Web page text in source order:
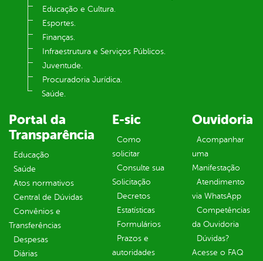
Educação e Cultura.
Esportes.
Finanças.
Infraestrutura e Serviços Públicos.
Juventude.
Procuradoria Jurídica.
Saúde.
Portal da
Transparência
Educação
Saúde
Atos normativos
Central de Dúvidas
Convênios e
Transferências
Despesas
Diárias
E-sic
Como
solicitar
Consulte sua
Solicitação
Decretos
Estatísticas
Formulários
Prazos e
autoridades
Ouvidoria
Acompanhar
uma
Manifestação
Atendimento
via WhatsApp
Competências
da Ouvidoria
Dúvidas?
Acesse o FAQ